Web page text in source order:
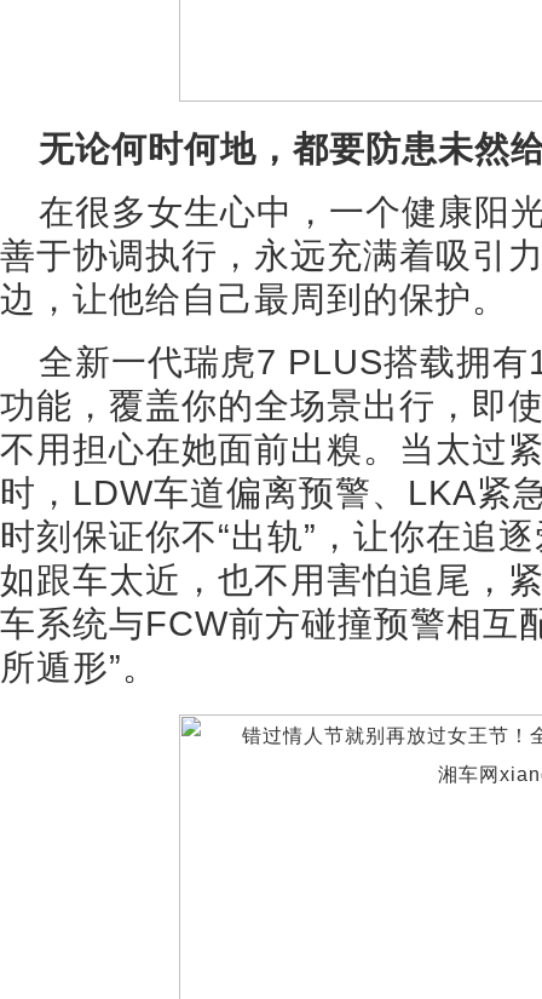
无论何时何地，都要防患未然
在很多女生心中，一个健康阳
善于协调执行，永远充满着吸引
边，让他给自己最周到的保护。
全新一代瑞虎7 PLUS搭载拥
功能，覆盖你的全场景出行，即
不用担心在她面前出糗。当太过
时，LDW车道偏离预警、LKA紧
时刻保证你不“出轨”，让你在追
如跟车太近，也不用害怕追尾，
车系统与FCW前方碰撞预警相互
所遁形”。